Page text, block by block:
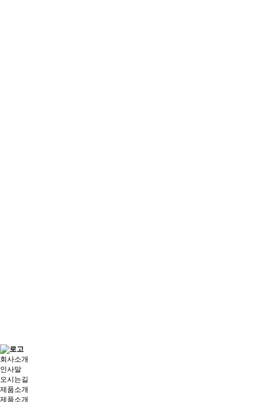
회사소개
인사말
오시는길
제품소개
제품소개